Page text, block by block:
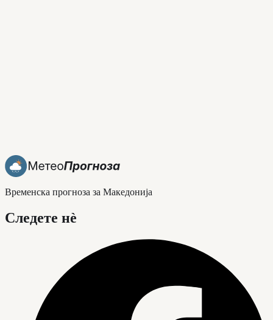
Временска прогноза за Македонија
Следете нè